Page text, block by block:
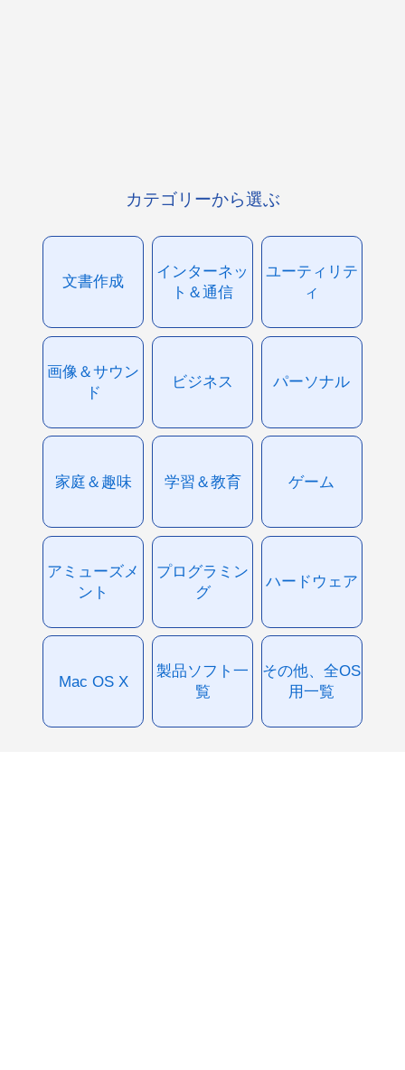
カテゴリーから選ぶ
文書作成
インターネッ
ト＆通信
ユーティリテ
ィ
画像＆サウン
ド
ビジネス パーソナル
家庭＆趣味 学習＆教育 ゲーム
アミューズメ
ント
プログラミン
グ
ハードウェア
Mac OS X
製品ソフト一
覧
その他、全OS
用一覧